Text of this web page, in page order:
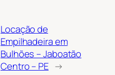
Locação de
Empilhadeira em
Bulhões – Jaboatão
Centro – PE →